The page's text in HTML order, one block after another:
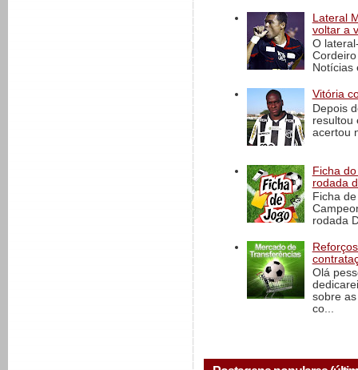
Lateral
voltar a
O
Notícias
Vitória
Depois
resultou
acertou
Ficha
rodada
Ficha
rodada
Olá
sobre
co...